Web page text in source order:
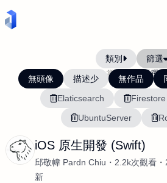
類別 篩選
當前排序: 活躍度
無頭像 描述少 無作品
Elaticsearch
Firestore
UbuntuServer
iOS 原生開發 (Swift)
邱敬幃 Pardn Chiu 2.2k次觀看
新